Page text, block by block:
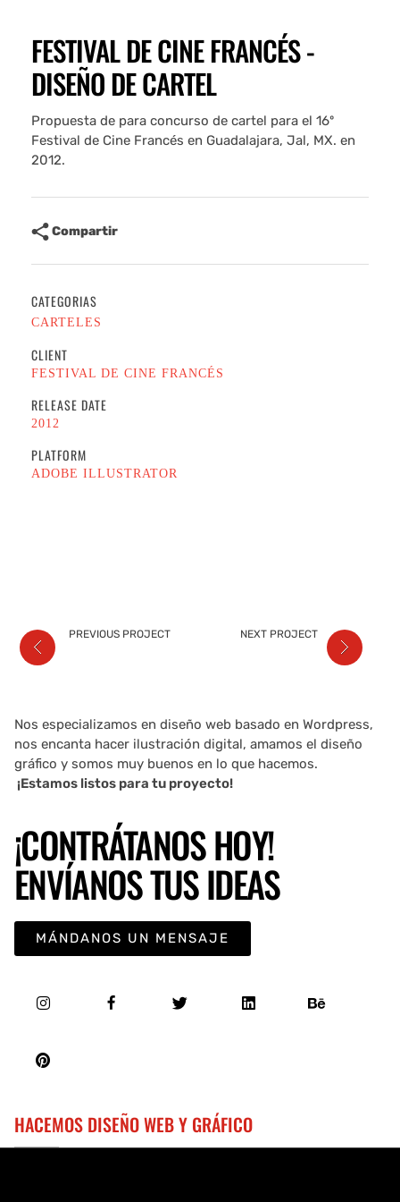
FESTIVAL DE CINE FRANCÉS -
DISEÑO DE CARTEL
Propuesta de para concurso de cartel para el 16º
Festival de Cine Francés en Guadalajara, Jal, MX. en
2012.
Compartir
CATEGORIAS
CARTELES
CLIENT
FESTIVAL DE CINE FRANCÉS
RELEASE DATE
2012
PLATFORM
ADOBE ILLUSTRATOR
PREVIOUS PROJECT NEXT PROJECT
Nos especializamos en diseño web basado en Wordpress,
nos encanta hacer ilustración digital, amamos el diseño
gráfico y somos muy buenos en lo que hacemos.
¡Estamos listos para tu proyecto!
¡CONTRÁTANOS HOY!
ENVÍANOS TUS IDEAS
MÁNDANOS UN MENSAJE
HACEMOS DISEÑO WEB Y GRÁFICO